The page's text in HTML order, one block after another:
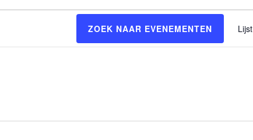
ZOEK NAAR EVENEMENTEN Lijst